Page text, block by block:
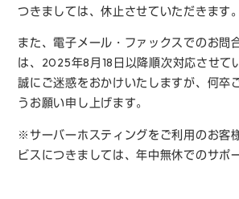
つきましては、休止させていただきます。
また、電子メール・ファックスでのお問
は、2025年8月18日以降順次対応させて
誠にご迷惑をおかけいたしますが、何卒
うお願い申し上げます。
※サーバーホスティングをご利用のお客
ビスにつきましては、年中無休でのサポ